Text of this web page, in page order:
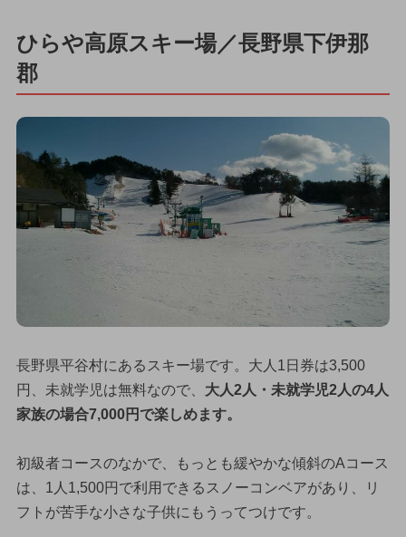
ひらや高原スキー場／長野県下伊那
郡
長野県平谷村にあるスキー場です。大人1日券は3,500
円、未就学児は無料なので、 大人2人・未就学児2人の4人
家族の場合7,000円で楽しめます。
初級者コースのなかで、もっとも緩やかな傾斜のAコース
は、1人1,500円で利用できるスノーコンベアがあり、リ
フトが苦手な小さな子供にもうってつけです。